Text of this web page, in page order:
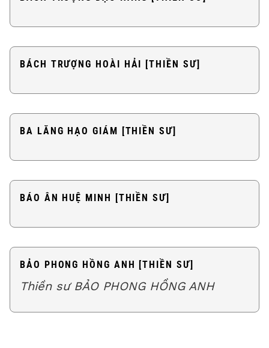
BÁCH TRƯỢNG HOÀI HẢI [THIỀN SƯ]
BA LĂNG HẠO GIÁM [THIỀN SƯ]
BÁO ÂN HUỆ MINH [THIỀN SƯ]
BẢO PHONG HỒNG ANH [THIỀN SƯ]
Thiền sư BẢO PHONG HỒNG ANH